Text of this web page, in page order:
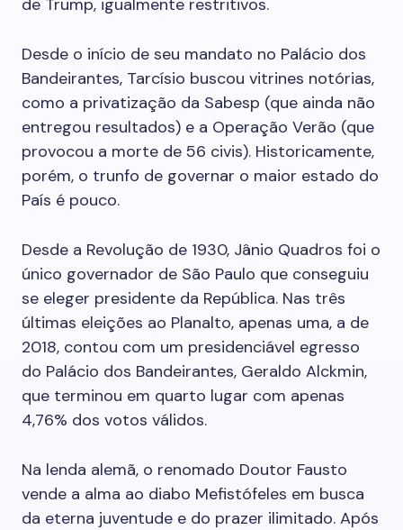
de Trump, igualmente restritivos.
Desde o início de seu mandato no Palácio dos
Bandeirantes, Tarcísio buscou vitrines notórias,
como a privatização da Sabesp (que ainda não
entregou resultados) e a Operação Verão (que
provocou a morte de 56 civis). Historicamente,
porém, o trunfo de governar o maior estado do
País é pouco.
Desde a Revolução de 1930, Jânio Quadros foi o
único governador de São Paulo que conseguiu
se eleger presidente da República. Nas três
últimas eleições ao Planalto, apenas uma, a de
2018, contou com um presidenciável egresso
do Palácio dos Bandeirantes, Geraldo Alckmin,
que terminou em quarto lugar com apenas
4,76% dos votos válidos.
Na lenda alemã, o renomado Doutor Fausto
vende a alma ao diabo Mefistófeles em busca
da eterna juventude e do prazer ilimitado. Após